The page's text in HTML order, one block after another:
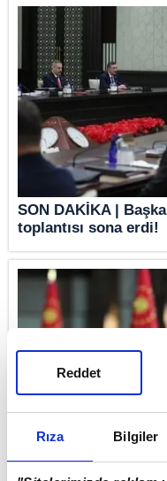
Rıza Bilgiler
Reddet
SON DAKİKA |
toplantısı sona erdi!